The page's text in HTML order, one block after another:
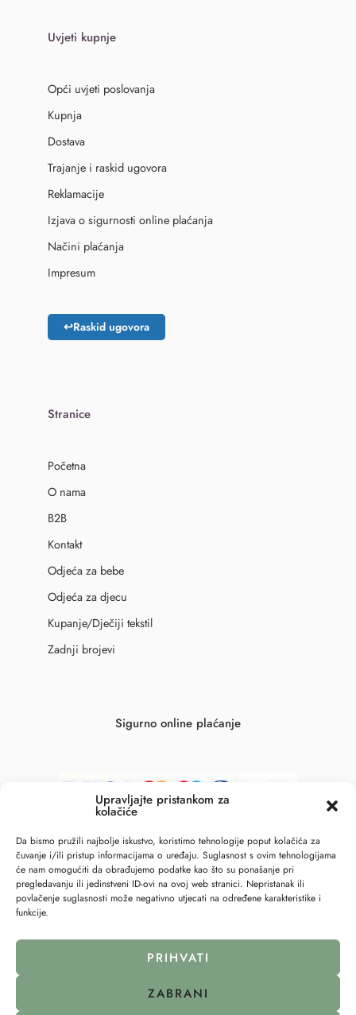
Upravljajte pristankom za
kolačiće
Da bismo pružili najbolje iskustvo, koristimo tehnologije poput kolačića za
čuvanje i/ili pristup informacijama o uređaju. Suglasnost s ovim tehnologijama
će nam omogućiti da obrađujemo podatke kao što su ponašanje pri
pregledavanju ili jedinstveni ID-ovi na ovoj web stranici. Nepristanak ili
povlačenje suglasnosti može negativno utjecati na određene karakteristike i
funkcije.
PRIHVATI
ZABRANI
Uvjeti kupnje
Opći uvjeti poslovanja
Kupnja
Dostava
Trajanje i raskid ugovora
Reklamacije
Izjava o sigurnosti online plaćanja
Načini plaćanja
Impresum
↩Raskid ugovora
Stranice
Početna
O nama
B2B
Kontakt
Odjeća za bebe
Odjeća za djecu
Kupanje/Dječiji tekstil
Zadnji brojevi
Sigurno online plaćanje
© 2023 – All Right reserved – 6točka2 !